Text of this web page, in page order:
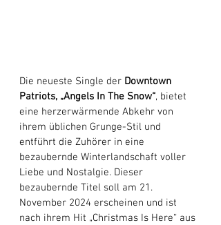
Die neueste Single der Downtown
Patriots, „Angels In The Snow“, bietet
eine herzerwärmende Abkehr von
ihrem üblichen Grunge-Stil und
entführt die Zuhörer in eine
bezaubernde Winterlandschaft voller
Liebe und Nostalgie. Dieser
bezaubernde Titel soll am 21.
November 2024 erscheinen und ist
nach ihrem Hit „Christmas Is Here“ aus